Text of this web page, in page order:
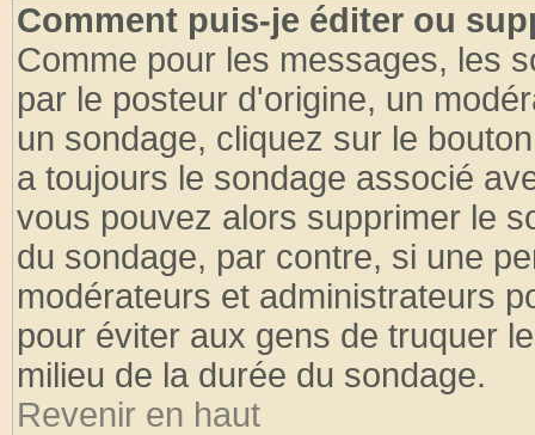
Comment puis-je éditer ou
Comme pour les messages, les
par le posteur d'origine, un
un sondage, cliquez sur le
a toujours le sondage associé
vous pouvez alors supprimer le
du sondage, par contre, si une
modérateurs et administrateurs
pour éviter aux gens de truquer
milieu de la durée du sondage.
Revenir en haut